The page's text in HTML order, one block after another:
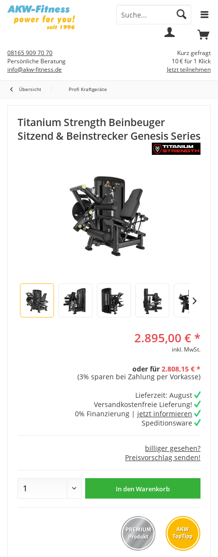
Kurz gefragt
10 € für 1 Klick
Jetzt teilnehmen
08165 909 70 70
Persönliche Beratung
info@akw-fitness.de
Übersicht Profi Kraftgeräte
Titanium Strength Beinbeuger
Sitzend & Beinstrecker Genesis Series
2.895,00 € *
inkl. MwSt.
oder für 2.808,15 € *
(3% sparen bei Zahlung per Vorkasse)
Lieferzeit: August
Versandkostenfreie Lieferung!
0% Finanzierung | jetzt informieren
Speditionsware
billiger gesehen?
Preisvorschlag senden!
In denWarenkorb